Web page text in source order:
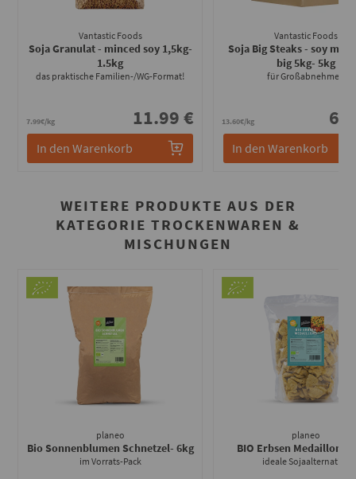
Vantastic Foods
Soja Granulat - minced soy 1,5kg-
1.5kg
das praktische Familien-/WG-Format!
7.99€/kg 11.99 €
In den Warenkorb
Vantastic Foods
Soja Big Steaks - soy
big 5kg- 5kg
für Großabnehmer!
13.60€/kg
In den Warenkorb
WEITERE PRODUKTE AUS DER
KATEGORIE TROCKENWAREN &
MISCHUNGEN
planeo
Bio Sonnenblumen Schnetzel- 6kg
im Vorrats-Pack
planeo
BIO Erbsen Medaillons
ideale Sojaalternative